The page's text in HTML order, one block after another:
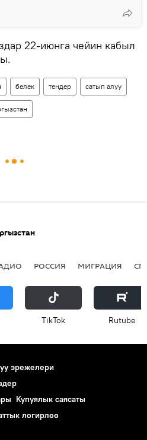
22-июнга чейин кабыл
белек тендер сатып алуу
РОССИЯ МИГРАЦИЯ
ТikТоk Rutube
эрежелери
Купуялык саясаты
логирлөө